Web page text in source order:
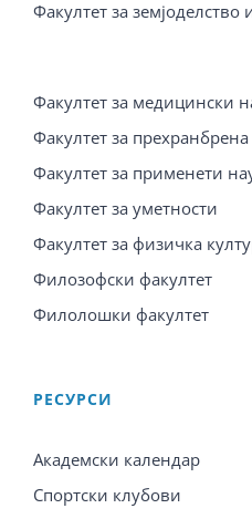
Факултет за земјоделство
Факултет за медицински
Факултет за
Факултет за применети
Факултет за уметности
Факултет за физичка
Филозофски факултет
Филолошки факултет
PЕСУРСИ
Академски календар
Спортски клубови